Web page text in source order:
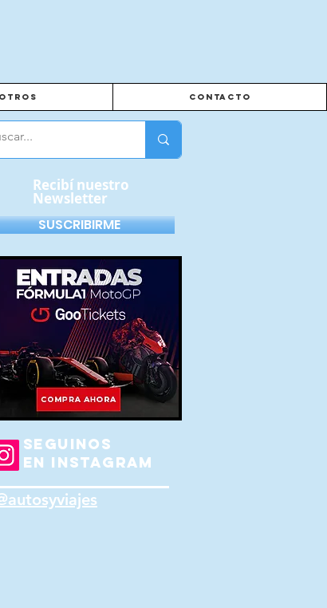
Contacto
SEGUINOS
EN INSTAGRAM
Recibí nuestro
Newsletter
SUSCRIBIRME